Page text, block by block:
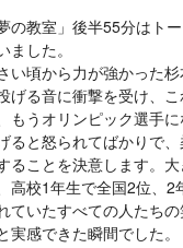
夢の教室」後半55分はト
ました。
い頃から力が強かった
げる音に衝撃を受け、
もうオリンピック選手
ると怒られてばかりで
ることを決意します。
高校1年生で全国2位、2
ていたすべての人たち
実感できた瞬間でした。